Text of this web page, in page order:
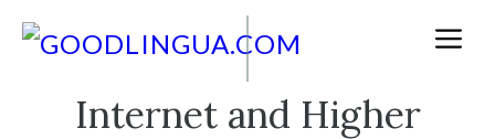
Internet and Higher